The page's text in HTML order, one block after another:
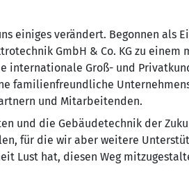
einiges verändert. Begonnen als
GmbH & Co. KG zu
internationale Groß- und
familienfreundliche
und Mitarbeitenden.
und die Gebäudetechnik der
für die wir aber weitere
Lust hat, diesen Weg